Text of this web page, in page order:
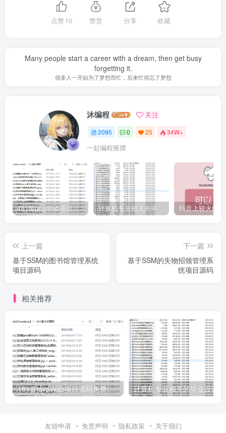
点赞10 赞赏 分享 收藏
Many people start a career with a dream, then get busy
forgetting it.
很多人一开始为了梦想而忙，后来忙得忘了梦想
沐编程 关注
2095 0 25 34W+
一起编程摇摆
161套javaWeb项目源码免费分享 计算机专业相关的毕业设计论文合集免费下载
上一篇
基于SSM的图书馆管理系统
项目源码
下一篇
基于SSM的失物招领管理系
统项目源码
相关推荐
161套javaWeb项目源码免费分享
友链申请 免责声明 隐私政策 关于我们